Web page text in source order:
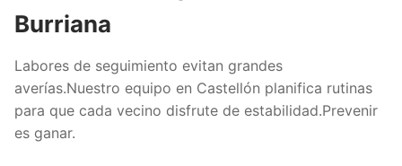
Burriana
Labores de seguimiento evitan grandes
averías.Nuestro equipo en Castellón planifica rutinas
para que cada vecino disfrute de estabilidad.Prevenir
es ganar.